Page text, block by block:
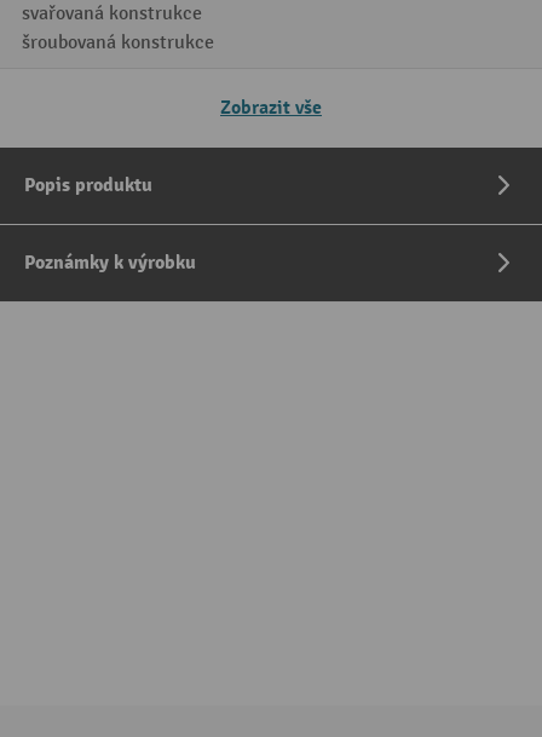
svařovaná konstrukce
šroubovaná konstrukce
Zobrazit vše
Popis produktu
Poznámky k výrobku